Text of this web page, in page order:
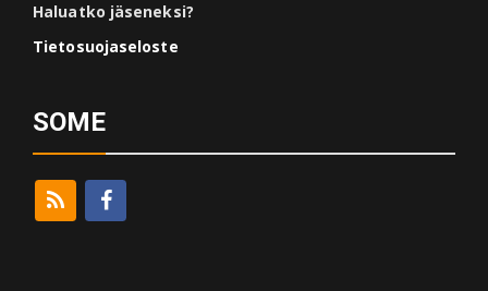
Haluatko jäseneksi?
Tietosuojaseloste
SOME